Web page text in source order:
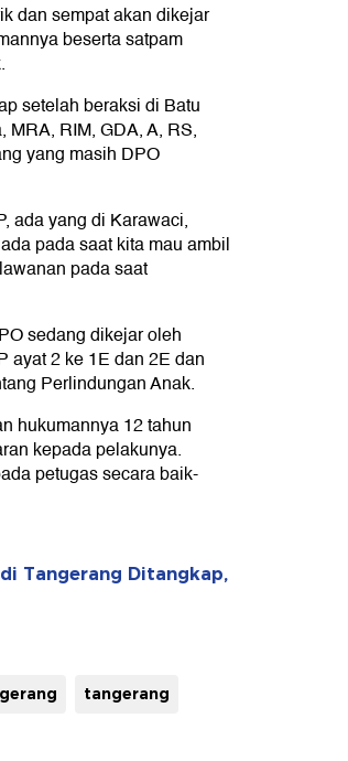
dan sempat akan dikejar
beserta satpam
setelah beraksi di Batu
RIM, GDA, A, RS,
yang masih DPO
ada yang di Karawaci,
pada saat kita mau ambil
pada saat
sedang dikejar oleh
ayat 2 ke 1E dan 2E dan
Perlindungan Anak.
hukumannya 12 tahun
kepada pelakunya.
petugas secara baik-
Tangerang Ditangkap,
tangerang